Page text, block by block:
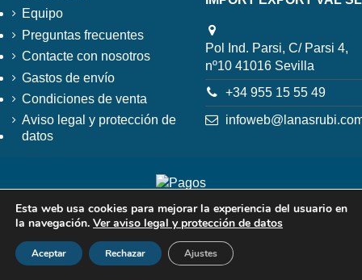
Equipo
Preguntas frecuentes
Contacte con nosotros
Gastos de envío
Condiciones de venta
Aviso legal y protección de
datos
Pol Ind. Parsi, C/ Parsi 4,
nº10 41016 Sevilla
+34 955 15 55 49
Esta web usa cookies para mejorar la experiencia del usuario en
la navegación. Ver aviso legal y protección de datos
Aceptar Rechazar Ajustes